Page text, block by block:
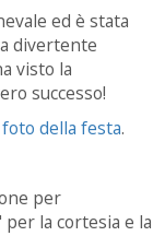
ed è stata
divertente
visto la
successo!
della festa.
per
la cortesia e la